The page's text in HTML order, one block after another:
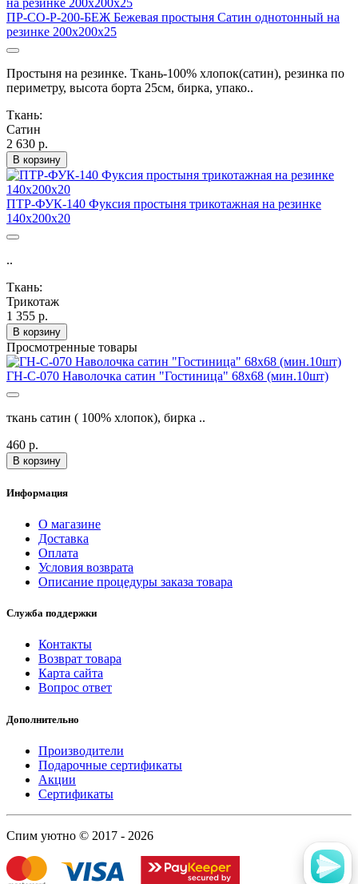
ПР-СО-Р-200-БЕЖ Бежевая простыня Сатин однотонный на
резинке 200х200х25
Простыня на резинке. Ткань-100% хлопок(сатин), резинка по
периметру, высота борта 25см, бирка, упако..
Ткань:
Сатин
2 630 р.
В корзину
ПТР-ФУК-140 Фуксия простыня трикотажная на резинке
140х200х20
..
Ткань:
Трикотаж
1 355 р.
В корзину
Просмотренные товары
ГН-С-070 Наволочка сатин "Гостиница" 68х68 (мин.10шт)
ткань сатин ( 100% хлопок), бирка ..
460 р.
В корзину
Информация
О магазине
Доставка
Оплата
Условия возврата
Описание процедуры заказа товара
Служба поддержки
Контакты
Возврат товара
Карта сайта
Вопрос ответ
Дополнительно
Производители
Подарочные сертификаты
Акции
Сертификаты
Спим уютно © 2017 - 2026